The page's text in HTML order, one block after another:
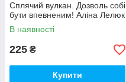
Сплячий вулкан. Дозволь собі
бути впевненим! Аліна Лелюк
В наявності
225 ₴
Купити